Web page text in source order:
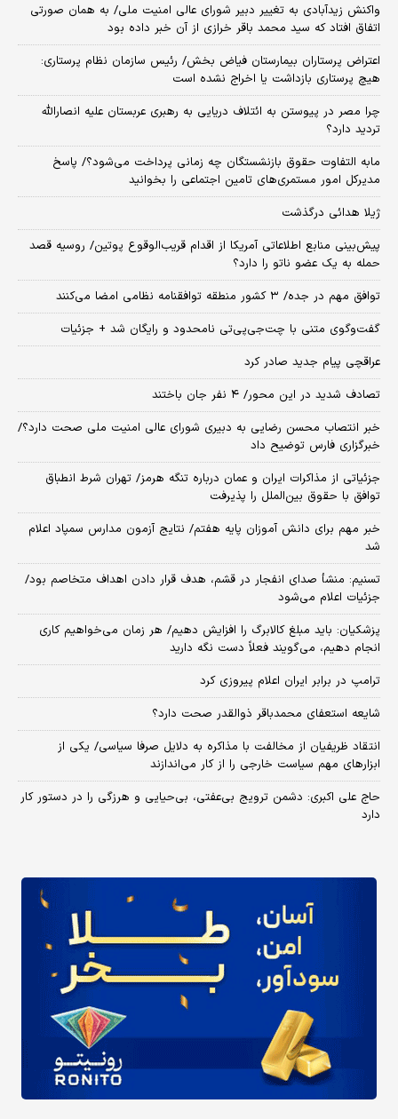
واکنش زیدآبادی به تغییر دبیر شورای عالی امنیت ملی/ به همان صورتی
اتفاق افتاد که سید محمد باقر خرازی از آن خبر داده بود
اعتراض پرستاران بیمارستان فیاض بخش/ رئیس سازمان نظام پرستاری:
هیچ پرستاری بازداشت یا اخراج نشده است
چرا مصر در پیوستن به ائتلاف دریایی به رهبری عربستان علیه انصارالله
تردید دارد؟
مابه التفاوت حقوق بازنشستگان چه زمانی پرداخت می‌شود؟/ پاسخ
مدیرکل امور مستمری‌های تامین اجتماعی را بخوانید
ژیلا هدائی درگذشت
پیش‌بینی منابع اطلاعاتی آمریکا از اقدام قریب‌الوقوع پوتین/ روسیه قصد
حمله به یک عضو ناتو را دارد؟
توافق مهم در جده/ ۳ کشور منطقه توافقنامه نظامی امضا می‌کنند
گفت‌وگوی متنی با چت‌جی‌پی‌تی نامحدود و رایگان شد + جزئیات
عراقچی پیام جدید صادر کرد
تصادف شدید در این محور/ ۴ نفر جان باختند
خبر انتصاب محسن رضایی به دبیری شورای عالی امنیت ملی صحت دارد؟/
خبرگزاری فارس توضیح داد
جزئیاتی از مذاکرات ایران و عمان درباره تنگه هرمز/ تهران شرط انطباق
توافق با حقوق بین‌الملل را پذیرفت
خبر مهم برای دانش آموزان پایه هفتم/ نتایج آزمون مدارس سمپاد اعلام
شد
تسنیم: منشأ صدای انفجار در قشم، هدف قرار دادن اهداف متخاصم بود/
جزئیات اعلام می‌شود
پزشکیان: باید مبلغ کالابرگ را افزایش دهیم/ هر زمان می‌خواهیم کاری
انجام دهیم، می‌گویند فعلاً دست نگه دارید
ترامپ در برابر ایران اعلام پیروزی کرد
شایعه استعفای محمدباقر ذوالقدر صحت دارد؟
انتقاد ظریفیان از مخالفت با مذاکره به دلایل صرفا سیاسی/ یکی از
ابزارهای مهم سیاست خارجی را از کار می‌اندازند
حاج علی اکبری: دشمن ترویج بی‌عفتی، بی‌حیایی و هرزگی را در دستور کار
دارد